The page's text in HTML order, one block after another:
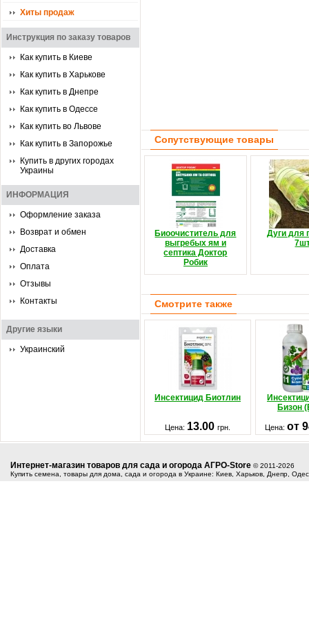
Хиты продаж
Инструкция по заказу товаров
Как купить в Киеве
Как купить в Харькове
Как купить в Днепре
Как купить в Одессе
Как купить во Львове
Как купить в Запорожье
Купить в других городах
Украины
ИНФОРМАЦИЯ
Оформление заказа
Возврат и обмен
Доставка
Оплата
Отзывы
Контакты
Другие языки
Украинский
Сопутствующие товары
Биоочиститель для
выгребых ям и
септика Доктор
Робик
Дуги для
Смотрите также
Инсектицид Биотлин
Бизон
Цена: 13.00 грн. Цена: от
Интернет-магазин товаров для сада и огорода АГРО-Store © 2011-2026
Купить семена, товары для дома, сада и огорода в Украине: Киев, Харьков, Днепр,